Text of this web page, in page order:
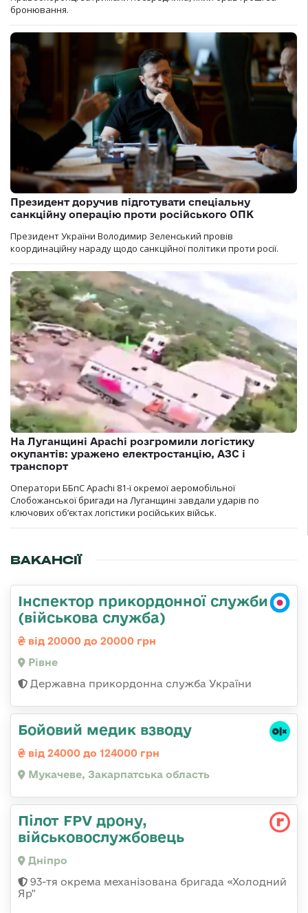
бронювання.
Президент доручив підготувати спеціальну
санкційну операцію проти російського ОПК
Президент України Володимир Зеленський провів
координаційну нараду щодо санкційної політики проти росії.
На Луганщині Apachi розгромили логістику
окупантів: уражено електростанцію, АЗС і
транспорт
Оператори ББпС Apachi 81-ї окремої аеромобільної
Слобожанської бригади на Луганщині завдали ударів по
ключових об’єктах логістики російських військ.
ВАКАНСІЇ
Інспектор прикордонної служби
(військова служба)
від 20000 до 20000 грн
Рівне
Державна прикордонна служба України
Бойовий медик взводу
від 24000 до 124000 грн
Мукачеве, Закарпатська область
Пілот FPV дрону,
військовослужбовець
Дніпро
93-тя окрема механізована бригада «Холодний
Яр"